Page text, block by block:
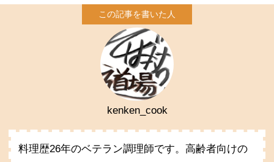
kenken_cook
料理歴26年のベテラン調理師です。高齢者向けの